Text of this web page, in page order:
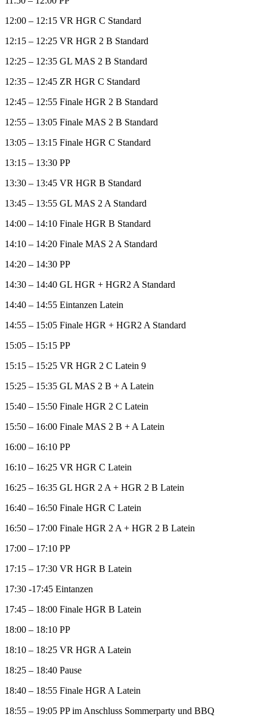
12:00 – 12:15 VR HGR C Standard
12:15 – 12:25 VR HGR 2 B Standard
12:25 – 12:35 GL MAS 2 B Standard
12:35 – 12:45 ZR HGR C Standard
12:45 – 12:55 Finale HGR 2 B Standard
12:55 – 13:05 Finale MAS 2 B Standard
13:05 – 13:15 Finale HGR C Standard
13:15 – 13:30 PP
13:30 – 13:45 VR HGR B Standard
13:45 – 13:55 GL MAS 2 A Standard
14:00 – 14:10 Finale HGR B Standard
14:10 – 14:20 Finale MAS 2 A Standard
14:20 – 14:30 PP
14:30 – 14:40 GL HGR + HGR2 A Standard
14:40 – 14:55 Eintanzen Latein
14:55 – 15:05 Finale HGR + HGR2 A Standard
15:05 – 15:15 PP
15:15 – 15:25 VR HGR 2 C Latein 9
15:25 – 15:35 GL MAS 2 B + A Latein
15:40 – 15:50 Finale HGR 2 C Latein
15:50 – 16:00 Finale MAS 2 B + A Latein
16:00 – 16:10 PP
16:10 – 16:25 VR HGR C Latein
16:25 – 16:35 GL HGR 2 A + HGR 2 B Latein
16:40 – 16:50 Finale HGR C Latein
16:50 – 17:00 Finale HGR 2 A + HGR 2 B Latein
17:00 – 17:10 PP
17:15 – 17:30 VR HGR B Latein
17:30 -17:45 Eintanzen
17:45 – 18:00 Finale HGR B Latein
18:00 – 18:10 PP
18:10 – 18:25 VR HGR A Latein
18:25 – 18:40 Pause
18:40 – 18:55 Finale HGR A Latein
18:55 – 19:05 PP im Anschluss Sommerparty und BBQ